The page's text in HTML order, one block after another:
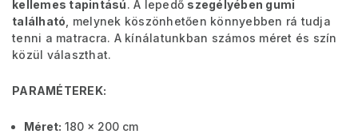
kellemes tapintású. A lepedő szegélyében gumi
található , melynek köszönhetően könnyebben rá tudja
tenni a matracra. A kínálatunkban számos méret és szín
közül választhat.
PARAMÉTEREK:
Méret: 180 x 200 cm